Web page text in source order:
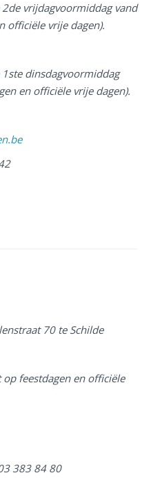
vrijdagvoormiddag vand
officiële vrije dagen).
dinsdagvoormiddag
en officiële vrije dagen).
70 te Schilde
op feestdagen en officiële
383 84 80